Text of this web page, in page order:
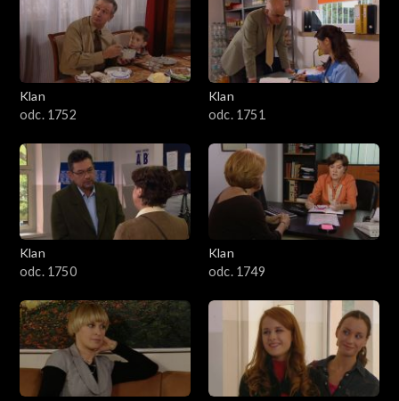
Klan
odc. 1752
Klan
odc. 1751
Klan
odc. 1750
Klan
odc. 1749